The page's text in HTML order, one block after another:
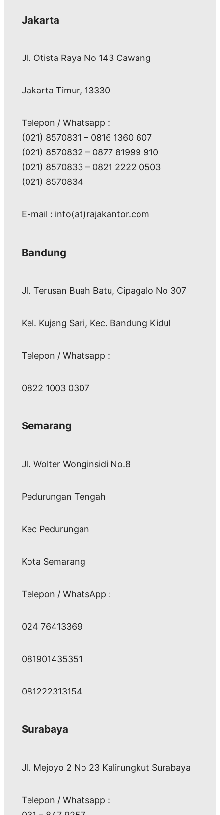
Jakarta
Jl. Otista Raya No 143 Cawang
Jakarta Timur, 13330
Telepon / Whatsapp :
(021) 8570831 – 0816 1360 607
(021) 8570832 – 0877 81999 910
(021) 8570833 – 0821 2222 0503
(021) 8570834
E-mail : info(at)rajakantor.com
Bandung
Jl. Terusan Buah Batu, Cipagalo No 307
Kel. Kujang Sari, Kec. Bandung Kidul
Telepon / Whatsapp :
0822 1003 0307
Semarang
Jl. Wolter Wonginsidi No.8
Pedurungan Tengah
Kec Pedurungan
Kota Semarang
Telepon / WhatsApp :
024 76413369
081901435351
081222313154
Surabaya
Jl. Mejoyo 2 No 23 Kalirungkut Surabaya
Telepon / Whatsapp :